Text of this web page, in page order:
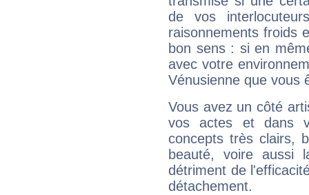
de vos
raisonnements froids
bon sens : si en
avec votre
Vénusienne que vous
Vous avez un côté
vos actes et dans
concepts très clairs,
beauté, voire aussi
détriment de
détachement.